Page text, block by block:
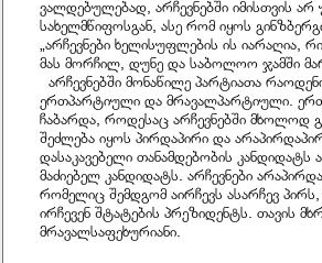
ვალდებულებად, არჩევნებში იმისთვის
სახელმწიფოსგან, ასე რომ იყოს
„არჩევნები ხელისუფლების ის
მას მორჩილ, დუნე და საბოლოო ჯამში
არჩევნებში მონაწილე პარტიათა
ერთპარტიული და მრავალპარტიული.
ჩაბარდა, როდესაც არჩევნებში მხოლოდ
შეძლება იყოს პირდაპირი და
დასაკავებელი თანამდებობის
მაძიებელ კანდიდატს. არჩევნები
რომელიც შემდგომ აირჩევს ასარჩევ
ირჩევენ შტატების პრეზიდენტს. თავის
მრავალსაფეხურიანი.